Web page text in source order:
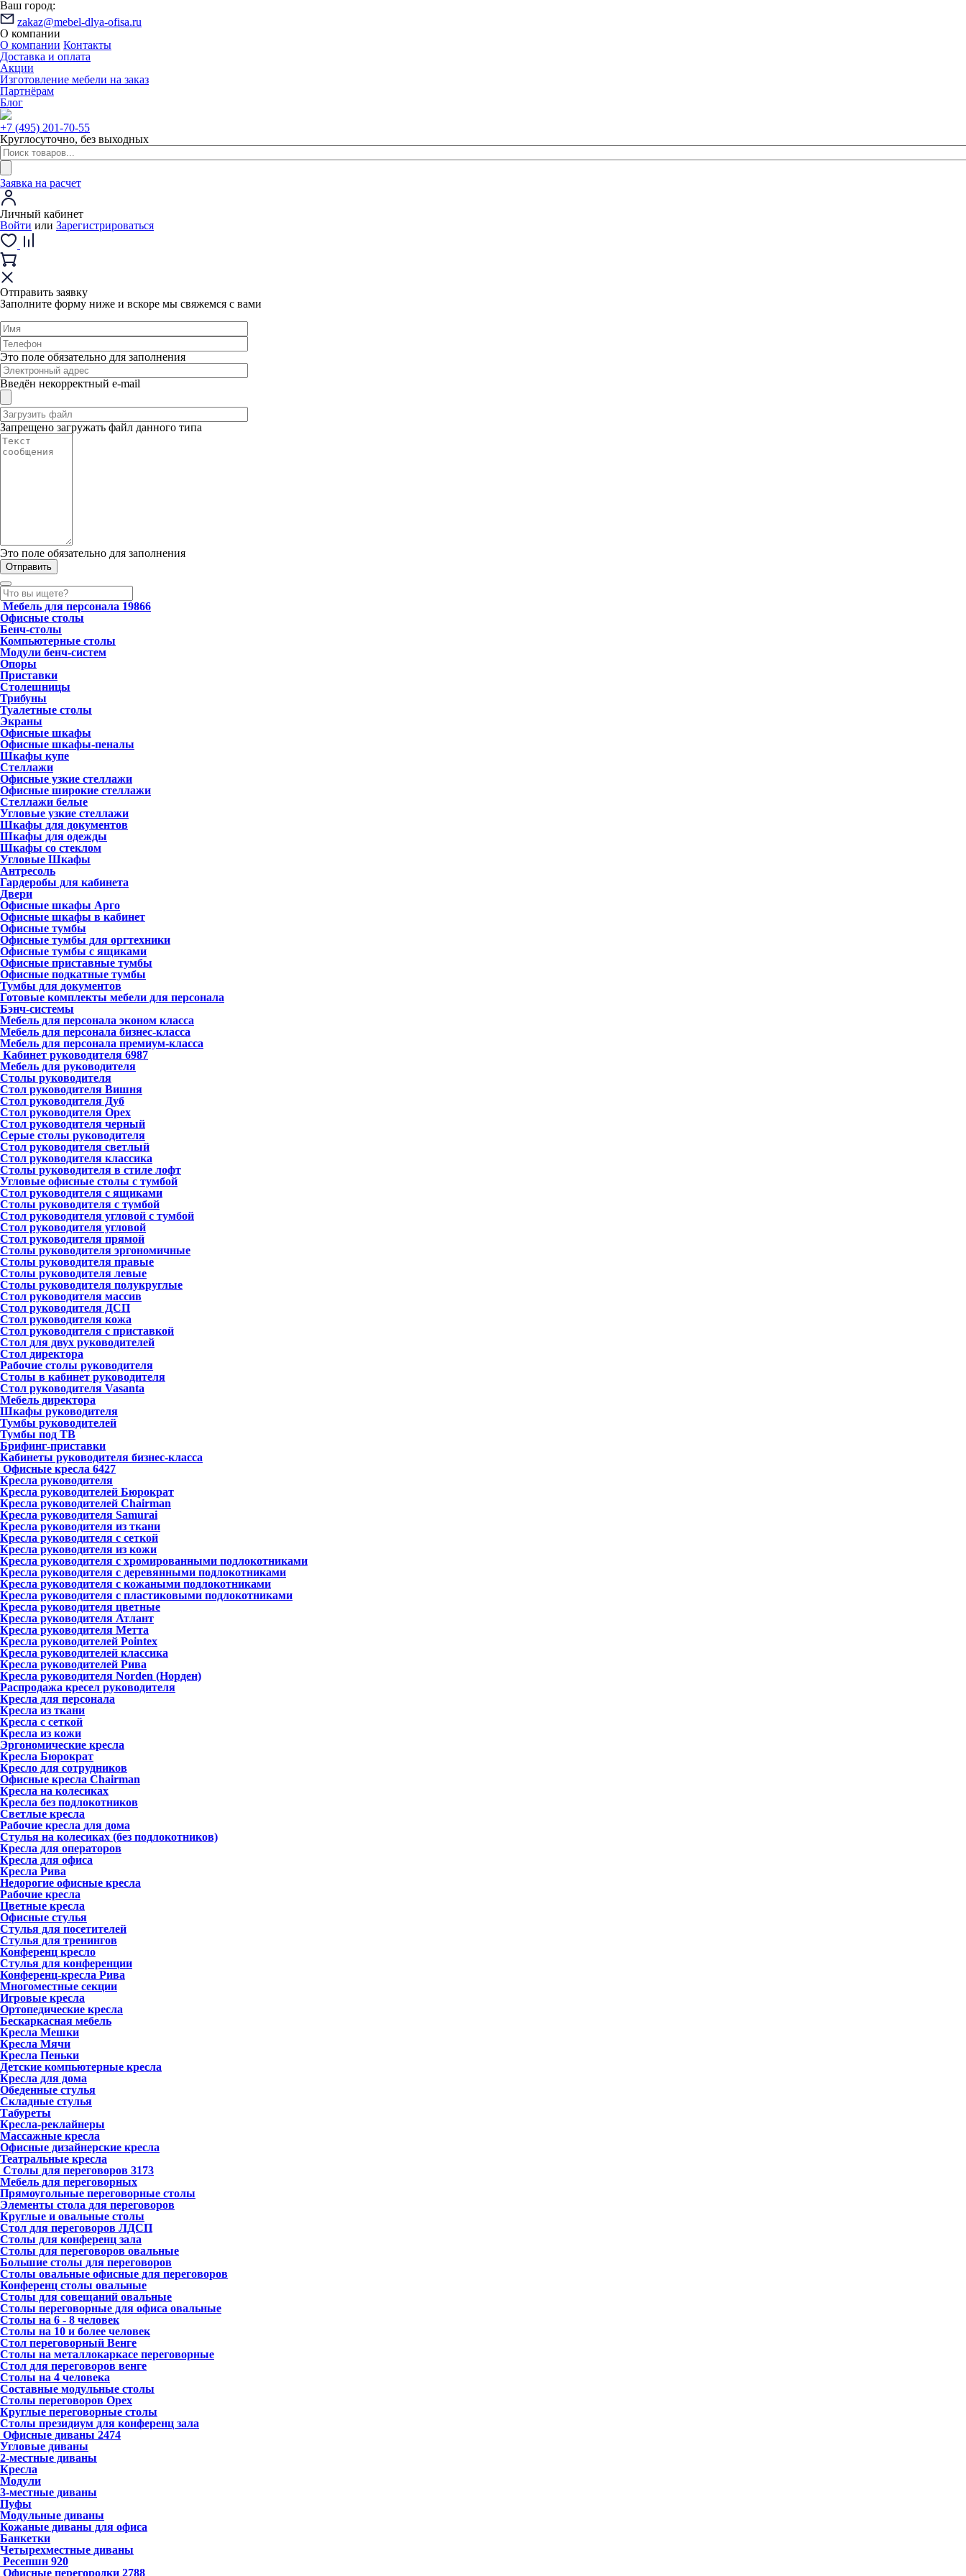
Ваш город:
zakaz@mebel-dlya-ofisa.ru
О компании
О компании Контакты
Доставка и оплата
Акции
Изготовление мебели на заказ
Партнёрам
Блог
+7 (495) 201-70-55
Круглосуточно, без выходных
Заявка на расчет
Личный кабинет
Войти или Зарегистрироваться
Отправить заявку
Заполните форму ниже и вскоре мы свяжемся с вами
Это поле обязательно для заполнения
Введён некорректный e-mail
Запрещено загружать файл данного типа
Это поле обязательно для заполнения
Мебель для персонала 19866
Офисные столы
Бенч-столы
Компьютерные столы
Модули бенч-систем
Опоры
Приставки
Столешницы
Трибуны
Туалетные столы
Экраны
Офисные шкафы
Офисные шкафы-пеналы
Шкафы купе
Стеллажи
Офисные узкие стеллажи
Офисные широкие стеллажи
Стеллажи белые
Угловые узкие стеллажи
Шкафы для документов
Шкафы для одежды
Шкафы со стеклом
Угловые Шкафы
Антресоль
Гардеробы для кабинета
Двери
Офисные шкафы Арго
Офисные шкафы в кабинет
Офисные тумбы
Офисные тумбы для оргтехники
Офисные тумбы с ящиками
Офисные приставные тумбы
Офисные подкатные тумбы
Тумбы для документов
Готовые комплекты мебели для персонала
Бэнч-системы
Мебель для персонала эконом класса
Мебель для персонала бизнес-класса
Мебель для персонала премиум-класса
Кабинет руководителя 6987
Мебель для руководителя
Столы руководителя
Стол руководителя Вишня
Стол руководителя Дуб
Стол руководителя Орех
Стол руководителя черный
Серые столы руководителя
Стол руководителя светлый
Стол руководителя классика
Столы руководителя в стиле лофт
Угловые офисные столы с тумбой
Стол руководителя с ящиками
Столы руководителя с тумбой
Стол руководителя угловой с тумбой
Стол руководителя угловой
Стол руководителя прямой
Столы руководителя эргономичные
Столы руководителя правые
Столы руководителя левые
Столы руководителя полукруглые
Стол руководителя массив
Стол руководителя ДСП
Стол руководителя кожа
Стол руководителя с приставкой
Стол для двух руководителей
Стол директора
Рабочие столы руководителя
Столы в кабинет руководителя
Стол руководителя Vasanta
Мебель директора
Шкафы руководителя
Тумбы руководителей
Тумбы под ТВ
Брифинг-приставки
Кабинеты руководителя бизнес-класса
Офисные кресла 6427
Кресла руководителя
Кресла руководителей Бюрократ
Кресла руководителей Chairman
Кресла руководителя Samurai
Кресла руководителя из ткани
Кресла руководителя с сеткой
Кресла руководителя из кожи
Кресла руководителя с хромированными подлокотниками
Кресла руководителя с деревянными подлокотниками
Кресла руководителя с кожаными подлокотниками
Кресла руководителя с пластиковыми подлокотниками
Кресла руководителя цветные
Кресла руководителя Атлант
Кресла рyководителя Метта
Кресла руководителей Pointex
Кресла руководителей классика
Кресла руководителей Рива
Кресла руководителя Norden (Норден)
Распродажа кресел руководителя
Кресла для персонала
Кресла из ткани
Кресла с сеткой
Кресла из кожи
Эргономические кресла
Кресла Бюрократ
Кресло для сотрудников
Офисные кресла Chairman
Кресла на колесиках
Кресла без подлокотников
Светлые кресла
Рабочие кресла для дома
Стулья на колесиках (без подлокотников)
Кресла для операторов
Кресла для офиса
Кресла Рива
Недорогие офисные кресла
Рабочие кресла
Цветные кресла
Офисные стулья
Стулья для посетителей
Стулья для тренингов
Конференц кресло
Стулья для конференции
Конференц-кресла Рива
Многоместные секции
Игровые кресла
Ортопедические кресла
Бескаркасная мебель
Кресла Мешки
Кресла Мячи
Кресла Пеньки
Детские компьютерные кресла
Кресла для дома
Обеденные стулья
Складные стулья
Табуреты
Кресла-реклайнеры
Массажные кресла
Офисные дизайнерские кресла
Театральные кресла
Столы для переговоров 3173
Мебель для переговорных
Прямоугольные переговорные столы
Элементы стола для переговоров
Круглые и овальные столы
Стол для переговоров ЛДСП
Столы для конференц зала
Столы для переговоров овальные
Большие столы для переговоров
Столы овальные офисные для переговоров
Конференц столы овальные
Столы для совещаний овальные
Столы переговорные для офиса овальные
Столы на 6 - 8 человек
Столы на 10 и более человек
Стол переговорный Венге
Столы на металлокаркасе переговорные
Стол для переговоров венге
Столы на 4 человека
Составные модульные столы
Столы переговоров Орех
Круглые переговорные столы
Столы президиум для конференц зала
Офисные диваны 2474
Угловые диваны
2-местные диваны
Кресла
Модули
3-местные диваны
Пуфы
Модульные диваны
Кожаные диваны для офиса
Банкетки
Четырехместные диваны
Ресепшн 920
Офисные перегородки 2788